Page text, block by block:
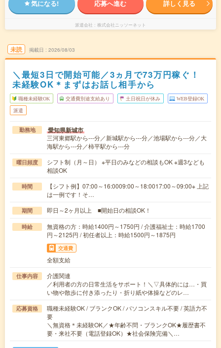
気になる! 応募へ進む 詳しく見る
派遣会社 株式会社ニッソーネット
未読 掲載日 2026/08/03
＼最短3日で開始可能／3ヵ月で73万円稼ぐ！
未経験OK＊まずはお話し相手から
職種未経験OK 交通費別途支給あり 土日祝日が休み WEB登録OK
派遣
勤務地 愛知県新城市
三河東郷駅から---分／新城駅から---分／池場駅から---分／大
海駅から---分／柿平駅から---分
曜日頻度
シフト制（月～日） ※平日のみなどの相談もOK ※週3なども
相談OK
時間
【シフト例】07:00～16:0009:00～18:0017:00～09:00※ 上記
は一例です！そ…
期間 即日～2ヶ月以上 ■開始日の相談OK！
時給
無資格の方：時給1400円～1750円 / 介護福祉士：時給1700
円～2125円 / 初任者以上：時給1500円～1875円
交通費
全額支給
仕事内容
介護関連
／利用者の方の日常生活をサポート！＼▽具体的には…・買
い物や散歩に付き添ったり・折り紙や体操などのレ…
応募資格
職種未経験OK / ブランクOK / パソコンスキル不要 / 英語力不
要
＼無資格＊未経験OK／★年齢不問・ブランクOK★履歴書不
要・来社不要（電話登録OK）★社会保険完備＼…